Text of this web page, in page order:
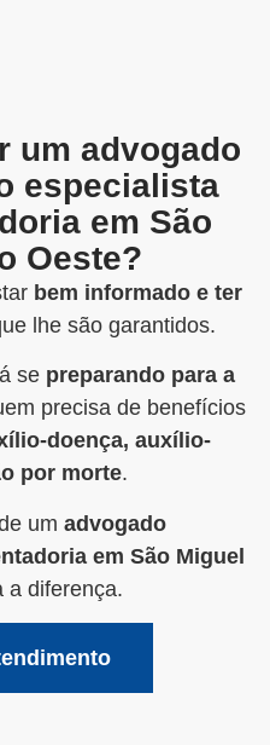
um advogado
especialista
em São
Oeste?
bem informado e ter
lhe são garantidos.
se preparando para a
precisa de benefícios
doença, auxílio-
por morte.
um advogado
em São Miguel
a diferença.